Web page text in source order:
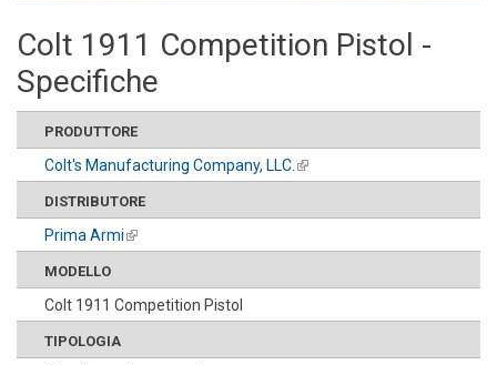
Colt 1911 Competition Pistol -
Specifiche
PRODUTTORE
Colt's Manufacturing Company, LLC. (link is external)
DISTRIBUTORE
Prima Armi(link is external)
MODELLO
Colt 1911 Competition Pistol
TIPOLOGIA